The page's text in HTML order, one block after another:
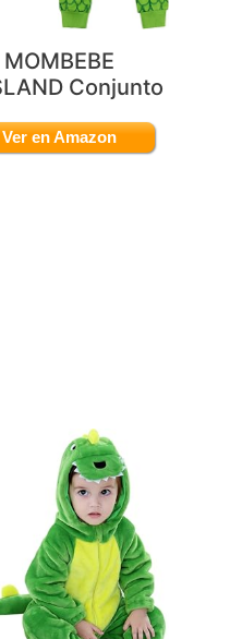
MOMBEBE
Conjunto
Ver en Amazon